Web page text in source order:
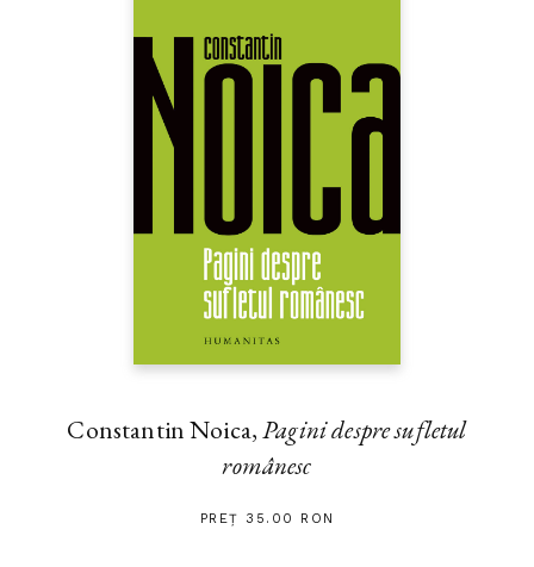
Constantin Noica,Pagini despre sufletul
românesc
PREȚ 35.00 RON